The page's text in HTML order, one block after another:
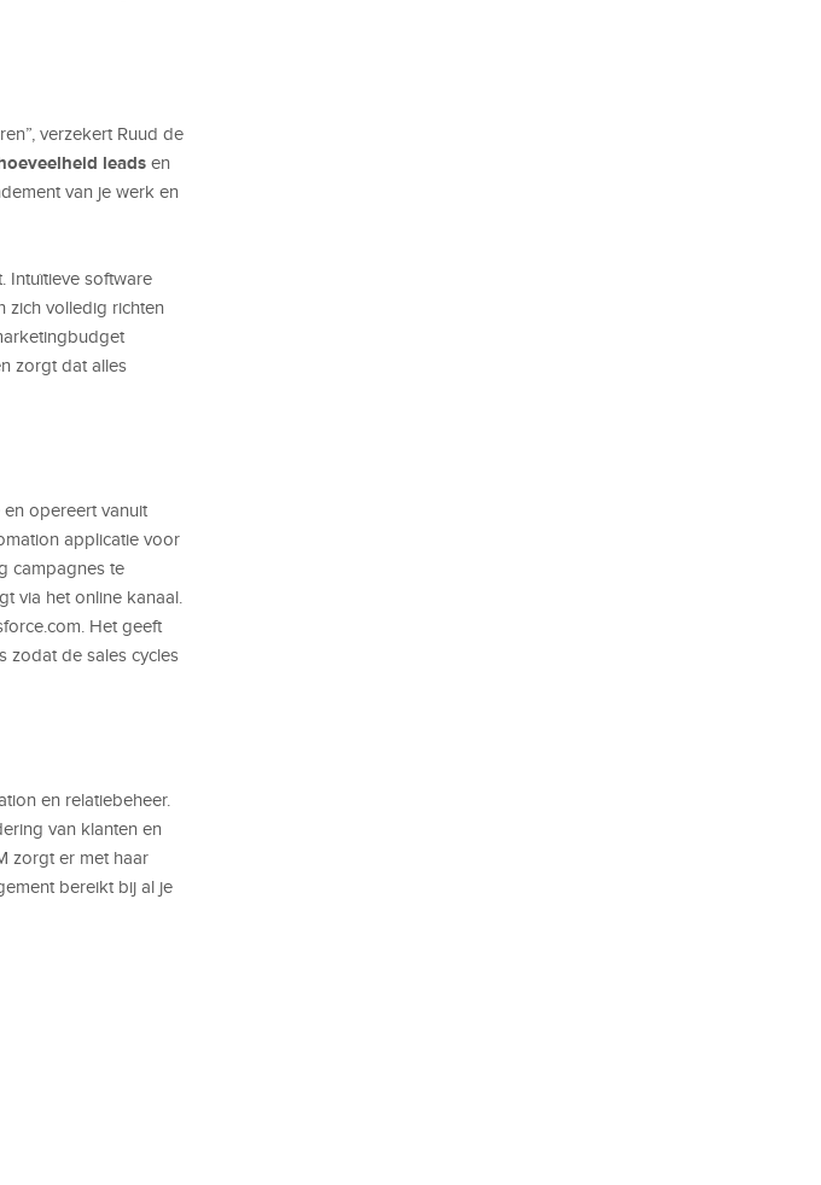
verzekert Ruud de
leads en
van je werk en
Intuïtieve software
zich volledig richten
zorgt dat alles
opereert vanuit
applicatie voor
campagnes te
via het online kanaal.
Het geeft
zodat de sales cycles
en relatiebeheer.
van klanten en
zorgt er met haar
bereikt bij al je